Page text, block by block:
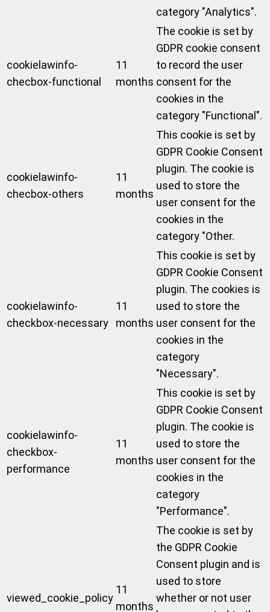
category "Analytics".
cookielawinfo-
checbox-functional
11
months
The cookie is set by
GDPR cookie consent
to record the user
consent for the
cookies in the
category "Functional".
cookielawinfo-
checbox-others
11
months
This cookie is set by
GDPR Cookie Consent
plugin. The cookie is
used to store the
user consent for the
cookies in the
category "Other.
cookielawinfo-
checkbox-necessary
11
months
This cookie is set by
GDPR Cookie Consent
plugin. The cookies is
used to store the
user consent for the
cookies in the
category
"Necessary".
cookielawinfo-
checkbox-
performance
11
months
This cookie is set by
GDPR Cookie Consent
plugin. The cookie is
used to store the
user consent for the
cookies in the
category
"Performance".
viewed_cookie_policy
11
months
The cookie is set by
the GDPR Cookie
Consent plugin and is
used to store
whether or not user